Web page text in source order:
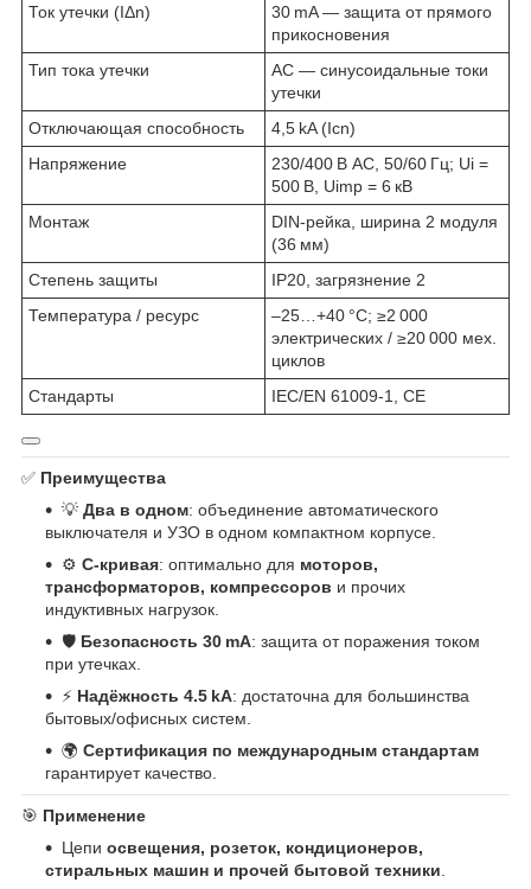
Ток утечки (IΔn)
30 mA — защита от прямого
прикосновения
Тип тока утечки
AC — синусоидальные токи
утечки
Отключающая способность
4,5 kA (Icn)
Напряжение
230/400 В AC, 50/60 Гц; Ui =
500 В, Uimp = 6 кВ
Монтаж
DIN-рейка, ширина 2 модуля
(36 мм)
Степень защиты
IP20, загрязнение 2
Температура / ресурс
–25…+40 °C; ≥2 000
электрических / ≥20 000 мех.
циклов
Стандарты
IEC/EN 61009‑1, CE
✅ Преимущества
💡 Два в одном: объединение автоматического
выключателя и УЗО в одном компактном корпусе.
⚙️ C-кривая: оптимально для моторов,
трансформаторов, компрессоров и прочих
индуктивных нагрузок.
🛡 Безопасность 30 mA: защита от поражения током
при утечках.
⚡ Надёжность 4.5 kA: достаточна для большинства
бытовых/офисных систем.
🌍 Сертификация по международным стандартам
гарантирует качество.
🎯 Применение
Цепи освещения, розеток, кондиционеров,
стиральных машин и прочей бытовой техники